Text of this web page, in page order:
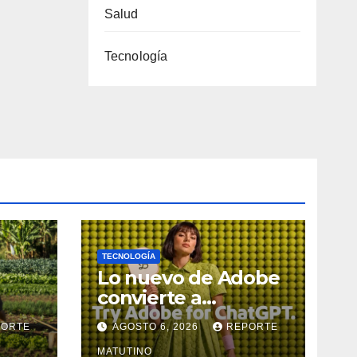
Salud
Tecnología
a
TECNOLOGÍA
Lo nuevo de Adobe
convierte a
ChatGPT en un
estudio de diseño
AGOSTO 6, 2026 REPORTE
MATUTINO